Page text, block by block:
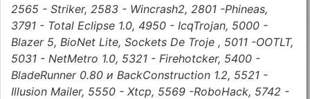
2565 - Striker, 2583 - Wincrash2, 2801 -Phineas,
3791 - Total Eclipse 1.0, 4950 - IcqTrojan, 5000 -
Blazer 5, BioNet Lite, Sockets De Troje , 5011 -OOTLT,
5031 - NetMetro 1.0, 5321 - Firehotcker, 5400 -
BladeRunner 0.80 и BackConstruction 1.2, 5521 -
Illusion Mailer, 5550 - Xtcp, 5569 -RoboHack, 5742 -